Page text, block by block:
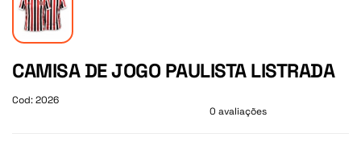
CAMISA DE JOGO PAULISTA LISTRADA
Cod: 2026
0 avaliações